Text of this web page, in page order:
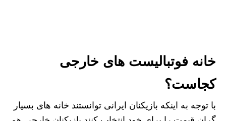
خانه فوتبالیست های خارجی
کجاست؟
با توجه به اینکه بازیکنان ایرانی توانستند خانه های بسیار